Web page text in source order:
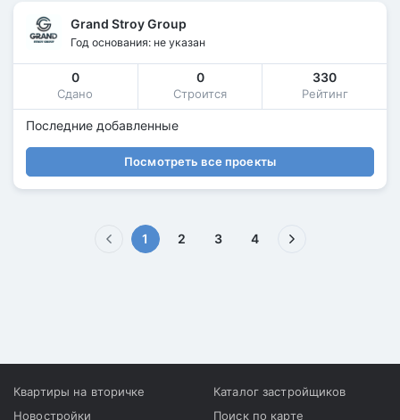
Grand Stroy Group
Год основания: не указан
0
Сдано
0
Строится
330
Рейтинг
Последние добавленные
Посмотреть все проекты
1 (текущая)
2 3 4
Квартиры на вторичке
Новостройки
Каталог застройщиков
Поиск по карте